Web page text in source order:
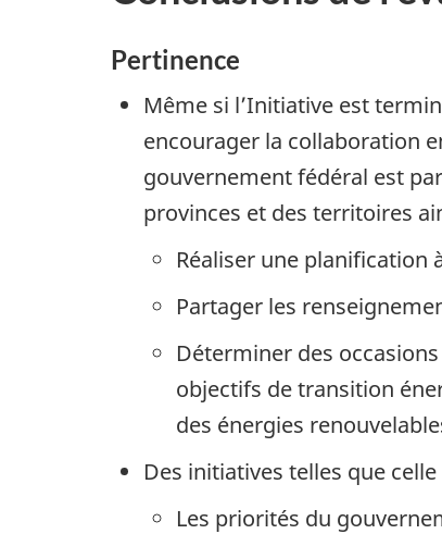
Pertinence
Même si l’Initiative est
encourager la collaboration
gouvernement fédéral est
provinces et des territoires
Réaliser une planification
Partager les
Déterminer des
objectifs de transition
des énergies
Des initiatives telles que celle
Les priorités du